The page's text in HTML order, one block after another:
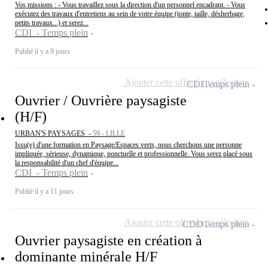
Vos missions : - Vous travaillez sous la direction d'un personnel encadrant. - Vous
exécutez des travaux d'entretiens au sein de votre équipe (tonte, taille, désherbage,
petits travaux...) et serez...
CDI - Temps plein
Publié il y a 9 jours
Ouvrier / Ouvrière paysagiste
(H/F)
URBAN'S PAYSAGES - 59 - LILLE
Issu(e) d'une formation en Paysage/Espaces verts, nous cherchons une personne
impliquée, sérieuse, dynamique, ponctuelle et professionnelle. Vous serez placé sous
la responsabilité d'un chef d'équipe...
CDI - Temps plein
Publié il y a 11 jours
CDITemps plein
Ajouter cette offre à ma sélection
Ouvrier paysagiste en création à
dominante minérale H/F
CDDTemps plein
Ajouter cette offre à ma sélection